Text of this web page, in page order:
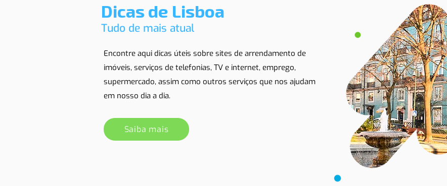
Dicas de Lisboa
Tudo de mais atual
Encontre aqui dicas úteis sobre sites de arrendamento de
imóveis, serviços de telefonias, TV e internet, emprego,
supermercado, assim como outros serviços que nos ajudam
em nosso dia a dia.
Saiba mais